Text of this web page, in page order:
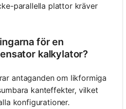
parallella plattor kräver
för en
kalkylator?
antaganden om likformiga
kanteffekter, vilket
konfigurationer.